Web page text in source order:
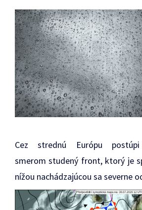
Cez strednú Európu postúpi
smerom studený front, ktorý je
nížou nachádzajúcou sa severne